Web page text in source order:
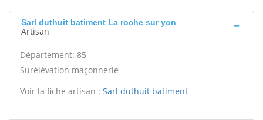
Sarl duthuit batiment La roche sur yon
Artisan
Département: 85
Surélévation maçonnerie -
Voir la fiche artisan : Sarl duthuit batiment